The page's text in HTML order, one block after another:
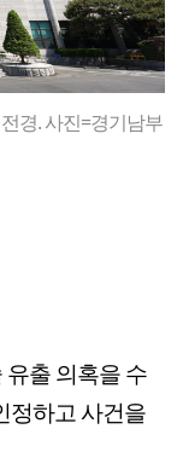
경. 사진=경기남부
출 의혹을 수
정하고 사건을